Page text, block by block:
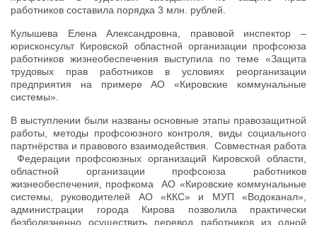
работников составила порядка 3 млн. рублей.
Кулышева Елена Александровна, правовой инспектор –
юрисконсульт Кировской областной организации профсоюза
работников жизнеобеспечения выступила по теме «Защита
трудовых прав работников в условиях реорганизации
предприятия на примере АО «Кировские коммунальные
системы».
В выступлении были названы основные этапы правозащитной
работы, методы профсоюзного контроля, виды социального
партнёрства и правового взаимодействия. Совместная работа
Федерации профсоюзных организаций Кировской области,
областной организации профсоюза работников
жизнеобеспечения, профкома АО «Кировские коммунальные
системы, руководителей АО «ККС» и МУП «Водоканал»,
администрации города Кирова позволила практически
безболезненно осуществить перевод работников из одной